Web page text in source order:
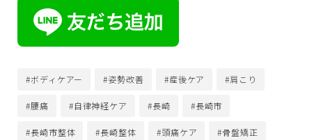
#ボディケアー #姿勢改善 #産後ケア #肩こり
#腰痛 #自律神経ケア #長崎 #長崎市
#長崎市整体 #長崎整体 #頭痛ケア #骨盤矯正